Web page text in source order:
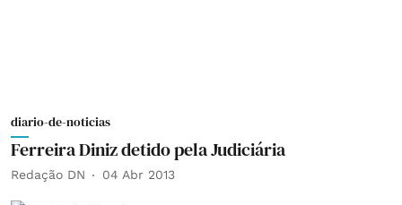
diario-de-noticias
Ferreira Diniz detido pela Judiciária
Redação DN 04 Abr 2013